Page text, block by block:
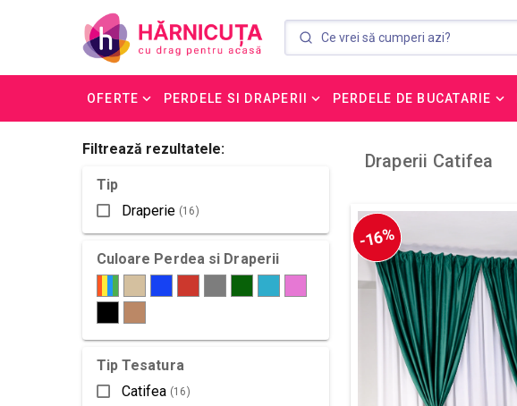
OFERTE PERDELE SI DRAPERII PERDELE DE BUCATARIE
Filtrează rezultatele:
Tip
Draperie (16)
Culoare Perdea si Draperii
Tip Tesatura
Catifea (16)
Draperii Catifea
-16%